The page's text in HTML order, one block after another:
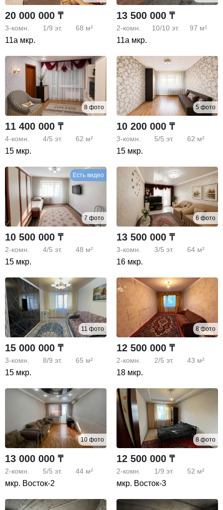
20 000 000 ₸
3-комн. 1/9 эт. 68 м²
11а мкр.
13 500 000 ₸
2-комн. 10/10 эт. 97 м²
11а мкр.
8 фото
11 400 000 ₸
4-комн. 4/5 эт. 62 м²
15 мкр.
5 фото
10 200 000 ₸
3-комн. 5/5 эт. 62 м²
15 мкр.
7 фото
Есть видео
10 500 000 ₸
2-комн. 4/5 эт. 48 м²
15 мкр.
6 фото
13 500 000 ₸
3-комн. 3/5 эт. 64 м²
16 мкр.
11 фото
15 000 000 ₸
3-комн. 8/9 эт. 65 м²
15 мкр.
8 фото
12 500 000 ₸
2-комн. 2/5 эт. 43 м²
18 мкр.
10 фото
13 000 000 ₸
2-комн. 5/5 эт. 44 м²
мкр. Восток-2
8 фото
12 500 000 ₸
2-комн. 1/9 эт. 52 м²
мкр. Восток-3